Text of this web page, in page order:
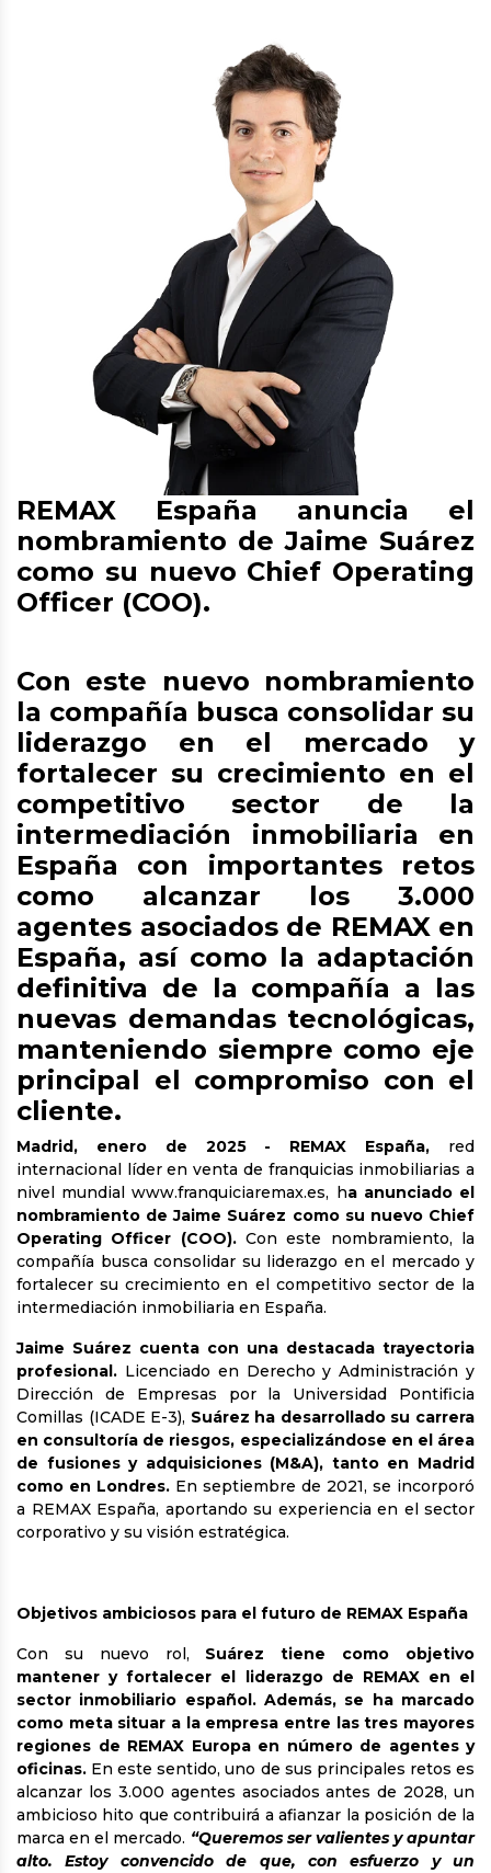
REMAX España anuncia el
nombramiento de Jaime Suárez
como su nuevo Chief Operating
Officer (COO).
Con este nuevo nombramiento
la compañía busca consolidar su
liderazgo en el mercado y
fortalecer su crecimiento en el
competitivo sector de la
intermediación inmobiliaria en
España con importantes retos
como alcanzar los 3.000
agentes asociados de REMAX en
España, así como la adaptación
definitiva de la compañía a las
nuevas demandas tecnológicas,
manteniendo siempre como eje
principal el compromiso con el
cliente.
Madrid, enero de 2025 - REMAX España, red
internacional líder en venta de franquicias inmobiliarias a
nivel mundialwww.franquiciaremax.es, ha anunciado el
nombramiento de Jaime Suárez como su nuevo Chief
Operating Officer (COO). Con este nombramiento, la
compañía busca consolidar su liderazgo en el mercado y
fortalecer su crecimiento en el competitivo sector de la
intermediación inmobiliaria en España.
Jaime Suárez cuenta con una destacada trayectoria
profesional. Licenciado en Derecho y Administración y
Dirección de Empresas por la Universidad Pontificia
Comillas (ICADE E-3), Suárez ha desarrollado su carrera
en consultoría de riesgos, especializándose en el área
de fusiones y adquisiciones (M&A), tanto en Madrid
como en Londres. En septiembre de 2021, se incorporó
a REMAX España, aportando su experiencia en el sector
corporativo y su visión estratégica.
Objetivos ambiciosos para el futuro de REMAX España
Con su nuevo rol, Suárez tiene como objetivo
mantener y fortalecer el liderazgo de REMAX en el
sector inmobiliario español. Además, se ha marcado
como meta situar a la empresa entre las tres mayores
regiones de REMAX Europa en número de agentes y
oficinas. En este sentido, uno de sus principales retos es
alcanzar los 3.000 agentes asociados antes de 2028, un
ambicioso hito que contribuirá a afianzar la posición de la
marca en el mercado. “Queremos ser valientes y apuntar
alto. Estoy convencido de que, con esfuerzo y un